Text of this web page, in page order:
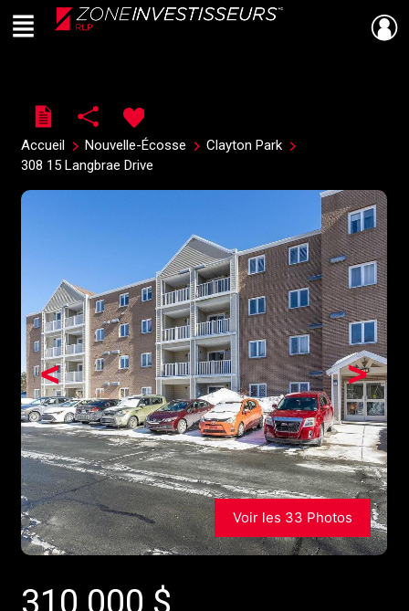
Live
En Direct
Menu
Accueil Nouvelle-Écosse
Clayton Park
308 15 Langbrae Drive
>
<
Voir les 33 Photos
310 000 $